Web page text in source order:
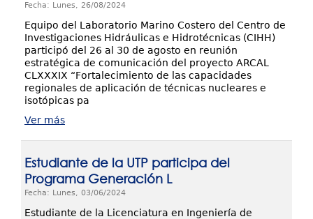
Fecha: Lunes, 26/08/2024
Equipo del Laboratorio Marino Costero del Centro de
Investigaciones Hidráulicas e Hidrotécnicas (CIHH)
participó del 26 al 30 de agosto en reunión
estratégica de comunicación del proyecto ARCAL
CLXXXIX “Fortalecimiento de las capacidades
regionales de aplicación de técnicas nucleares e
isotópicas pa
Ver más
Estudiante de la UTP participa del
Programa Generación L
Fecha: Lunes, 03/06/2024
Estudiante de la Licenciatura en Ingeniería de